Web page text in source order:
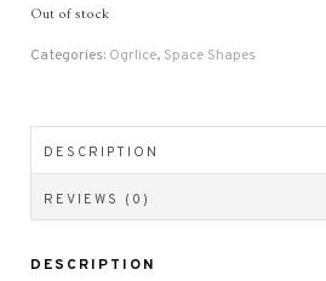
Out of stock
Categories: Ogrlice, Space Shapes
DESCRIPTION
REVIEWS (0)
DESCRIPTION